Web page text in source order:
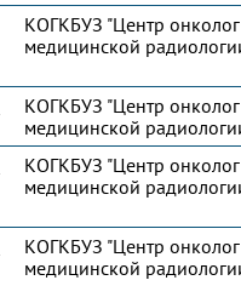
КОГКБУЗ "Центр
медицинской
КОГКБУЗ "Центр
медицинской
КОГКБУЗ "Центр
медицинской
КОГКБУЗ "Центр
медицинской